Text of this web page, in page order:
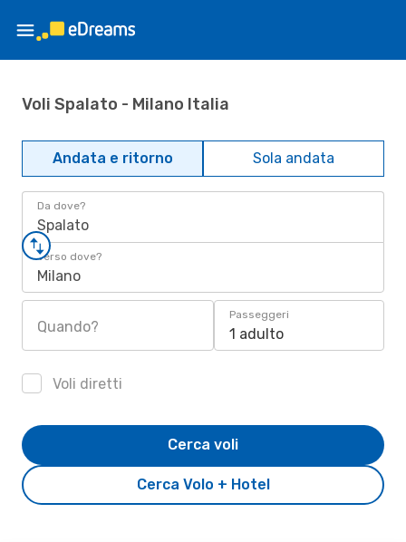
Voli Spalato - Milano Italia
Andata e ritorno Sola andata
Da dove?
Spalato
Verso dove?
Milano
Quando?
Passeggeri
1 adulto
Voli diretti
Cerca Volo + Hotel
Cerca voli